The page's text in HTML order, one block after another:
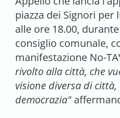
piazza dei Signori per
alle ore 18.00,
consiglio comunale,
manifestazione No-
rivolto alla città, che
visione diversa di
democrazia"